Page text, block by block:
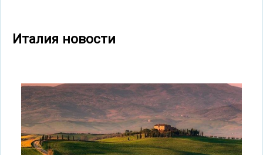
Италия новости